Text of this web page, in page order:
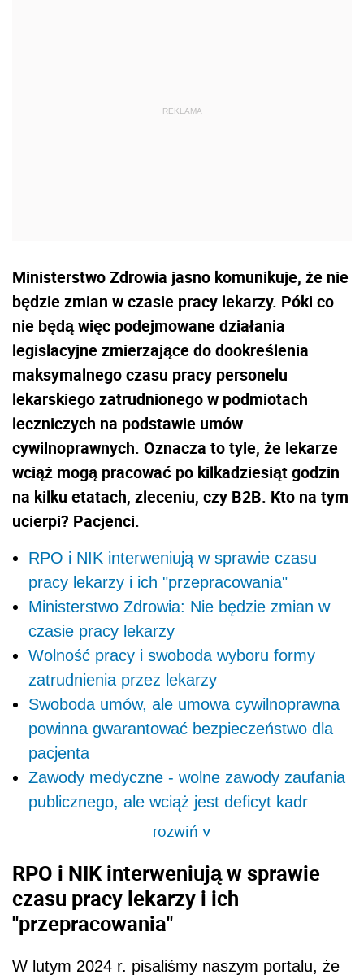
Ministerstwo Zdrowia jasno komunikuje, że nie
będzie zmian w czasie pracy lekarzy. Póki co
nie będą więc podejmowane działania
legislacyjne zmierzające do dookreślenia
maksymalnego czasu pracy personelu
lekarskiego zatrudnionego w podmiotach
leczniczych na podstawie umów
cywilnoprawnych. Oznacza to tyle, że lekarze
wciąż mogą pracować po kilkadziesiąt godzin
na kilku etatach, zleceniu, czy B2B. Kto na tym
ucierpi? Pacjenci.
RPO i NIK interweniują w sprawie czasu
pracy lekarzy i ich "przepracowania"
Ministerstwo Zdrowia: Nie będzie zmian w
czasie pracy lekarzy
Wolność pracy i swoboda wyboru formy
zatrudnienia przez lekarzy
Swoboda umów, ale umowa cywilnoprawna
powinna gwarantować bezpieczeństwo dla
pacjenta
Zawody medyczne - wolne zawody zaufania
publicznego, ale wciąż jest deficyt kadr
rozwiń>
RPO i NIK interweniują w sprawie
czasu pracy lekarzy i ich
"przepracowania"
W lutym 2024 r. pisaliśmy naszym portalu, że